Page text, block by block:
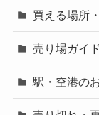
買える場所
売り場ガイド
駅・空港の